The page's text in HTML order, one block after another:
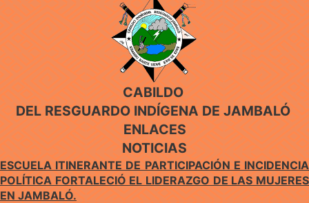
CABILDO
DEL RESGUARDO INDÍGENA DE JAMBALÓ
ENLACES
NOTICIAS
ESCUELA ITINERANTE DE PARTICIPACIÓN E INCIDENCIA
POLÍTICA FORTALECIÓ EL LIDERAZGO DE LAS MUJERES
EN JAMBALÓ.